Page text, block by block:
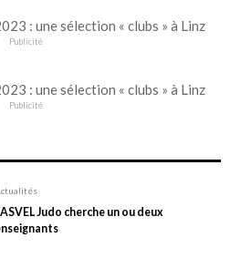
Publicité
Publicité
Judo cherche un ou deux